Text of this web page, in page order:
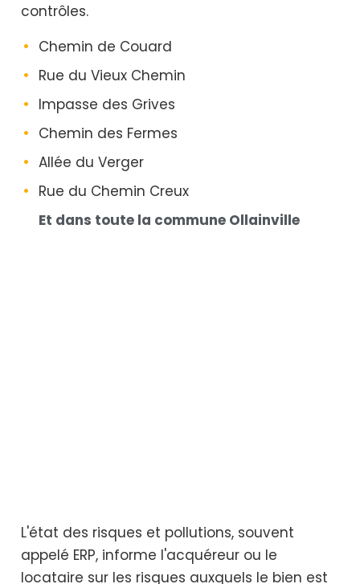
contrôles.
Chemin de Couard
Rue du Vieux Chemin
Impasse des Grives
Chemin des Fermes
Allée du Verger
Rue du Chemin Creux
Et dans toute la commune Ollainville
L'état des risques et pollutions, souvent
appelé ERP, informe l'acquéreur ou le
locataire sur les risques auxquels le bien est